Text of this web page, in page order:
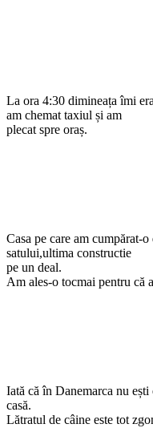
La ora 4:30 dimineața îmi
am chemat taxiul și am
plecat spre oraș.
Casa pe care am cumpărat-
satului,ultima constructie
pe un deal.
Am ales-o tocmai pentru că
Iată că în Danemarca nu
casă.
Lătratul de câine este tot